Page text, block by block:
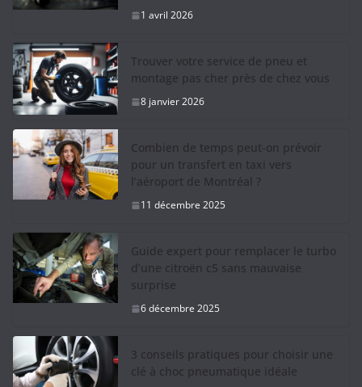
1 avril 2026
Trouver votre service de pneu et
montage pas cher près de chez vous
8 janvier 2026
Combien de temps peut-on prévoir
pour un transfert en taxi vers
l’aéroport de Montréal ?
11 décembre 2025
Guide expert pour remplacer le turbo
d’une citroën c5 sans mauvaise
surprise
6 décembre 2025
3 conseils pratiques pour choisir une
clé à choc pneumatique idéale